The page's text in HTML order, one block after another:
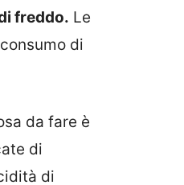
freddo. Le
di
da fare è
di
di